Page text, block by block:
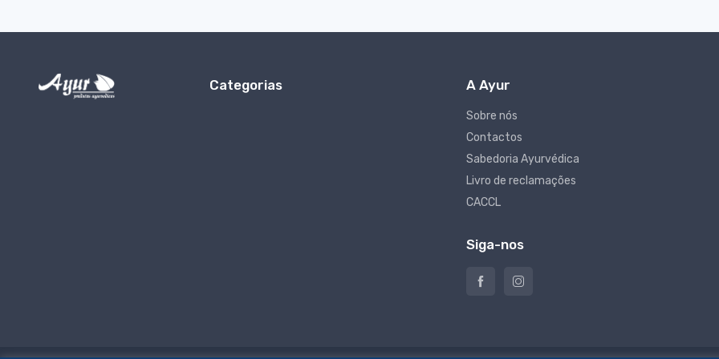
Categorias A Ayur
Sobre nós
Contactos
Sabedoria Ayurvédica
Livro de reclamações
CACCL
Siga-nos